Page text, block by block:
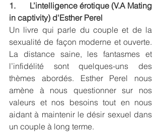
1.       L’intelligence érotique (V.A Mating
in captivity) d'Esther Perel
Un livre qui parle du couple et de la
sexualité de façon moderne et ouverte.
La distance saine, les fantasmes et
l’infidélité sont quelques-uns des
thèmes abordés. Esther Perel nous
amène à nous questionner sur nos
valeurs et nos besoins tout en nous
aidant à maintenir le désir sexuel dans
un couple à long terme.